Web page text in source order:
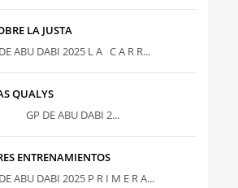
LA JUSTA
ABU DABI 2025 L A C A R R...
QUALYS
GP DE ABU DABI 2...
ENTRENAMIENTOS
ABU DABI 2025 P R I M E R A...